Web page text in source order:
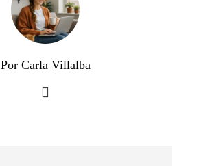
Por Carla Villalba